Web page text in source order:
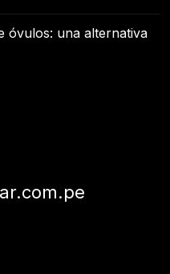
óvulos: una alternativa